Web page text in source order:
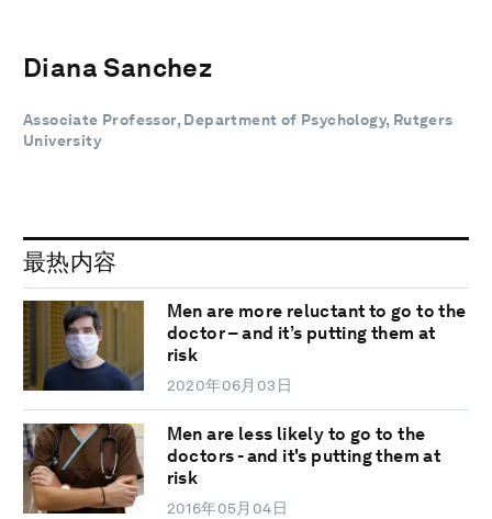
Diana Sanchez
Associate Professor, Department of Psychology, Rutgers
University
最热内容
Men are more reluctant to go to the
doctor – and it’s putting them at
risk
2020年06月03日
Men are less likely to go to the
doctors - and it's putting them at
risk
2016年05月04日